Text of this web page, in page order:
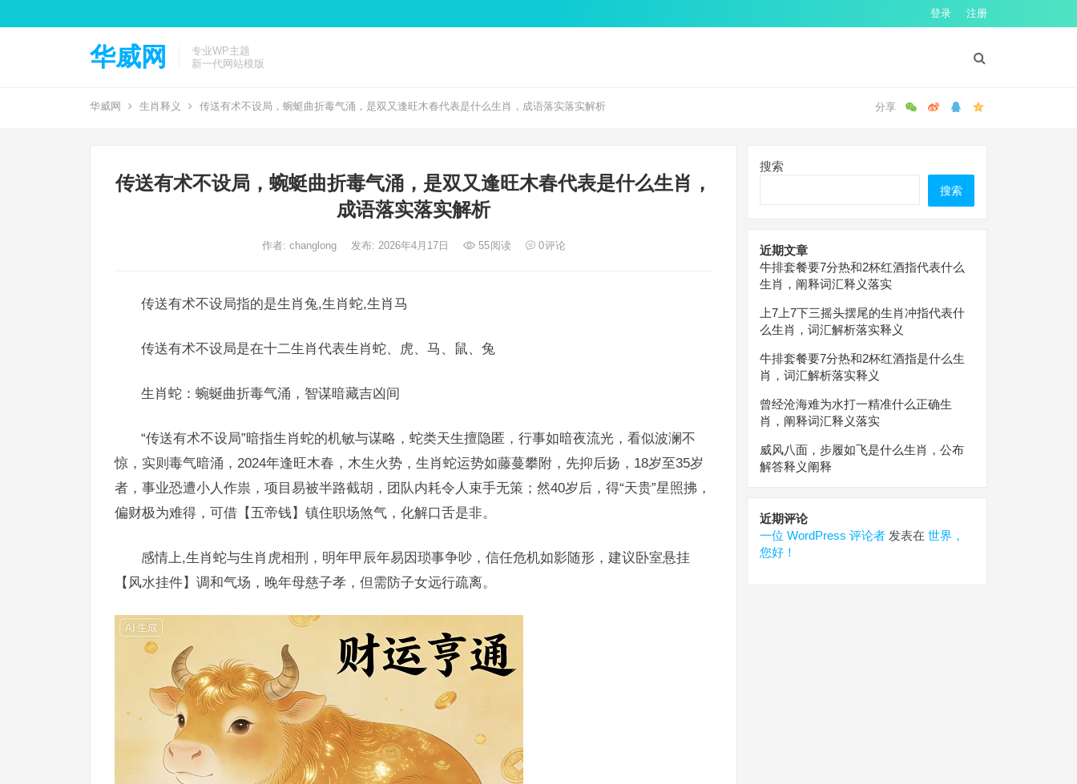
登录 注册
华威网
专业WP主题
新一代网站模版
华威网 生肖释义 传送有术不设局，蜿蜓曲折毒气涌，是双又逢旺木春代表是什么生肖，成语落实落实解析
传送有术不设局，蜿蜓曲折毒气涌，是双又逢旺木春代表是什么生肖，
成语落实落实解析
作者: changlong 发布: 2026年4月17日 55阅读 0评论
传送有术不设局指的是生肖兔,生肖蛇,生肖马
传送有术不设局是在十二生肖代表生肖蛇、虎、马、鼠、兔
生肖蛇：蜿蜒曲折毒气涌，智谋暗藏吉凶间
“传送有术不设局”暗指生肖蛇的机敏与谋略，蛇类天生擅隐匿，行事如暗夜流光，看似波澜不
惊，实则毒气暗涌，2024年逢旺木春，木生火势，生肖蛇运势如藤蔓攀附，先抑后扬，18岁至35岁
者，事业恐遭小人作祟，项目易被半路截胡，团队内耗令人束手无策；然40岁后，得“天贵”星照拂，
偏财极为难得，可借【五帝钱】镇住职场煞气，化解口舌是非。
感情上,生肖蛇与生肖虎相刑，明年甲辰年易因琐事争吵，信任危机如影随形，建议卧室悬挂
【风水挂件】调和气场，晚年母慈子孝，但需防子女远行疏离。
搜索
搜索
近期文章
牛排套餐要7分热和2杯红酒指代表什么
生肖，阐释词汇释义落实
上7上7下三摇头摆尾的生肖冲指代表什
么生肖，词汇解析落实释义
牛排套餐要7分热和2杯红酒指是什么生
肖，词汇解析落实释义
曾经沧海难为水打一精准什么正确生
肖，阐释词汇释义落实
威风八面，步履如飞是什么生肖，公布
解答释义阐释
近期评论
一位 WordPress 评论者 发表在 世界，
您好！